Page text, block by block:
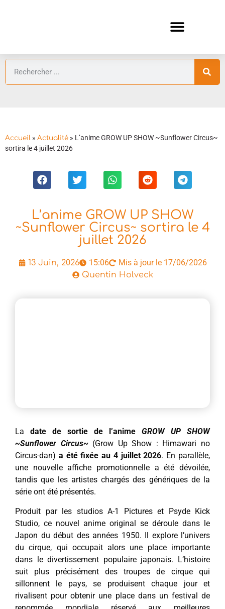
Accueil » Actualité » L’anime GROW UP SHOW ~Sunflower Circus~
sortira le 4 juillet 2026
L’anime GROW UP SHOW
~Sunflower Circus~ sortira le 4
juillet 2026
13 Juin, 2026 15:06 Mis à jour le 17/06/2026
Quentin Holveck
La date de sortie de l’anime GROW UP SHOW
~Sunflower Circus~(Grow Up Show : Himawari no
Circus-dan) a été fixée au 4 juillet 2026. En parallèle,
une nouvelle affiche promotionnelle a été dévoilée,
tandis que les artistes chargés des génériques de la
série ont été présentés.
Produit par les studios A-1 Pictures et Psyde Kick
Studio, ce nouvel anime original se déroule dans le
Japon du début des années 1950. Il explore l’univers
du cirque, qui occupait alors une place importante
dans le divertissement populaire japonais. L’histoire
suit plus précisément des troupes de cirque qui
sillonnent le pays, se produisent chaque jour et
rivalisent pour obtenir une place dans un festival de